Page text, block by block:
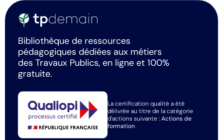
Bibliothèque de ressources
pédagogiques dédiées aux métiers
des Travaux Publics, en ligne et 100%
gratuite.
La certification qualité a été
délivrée au titre de la catégorie
d'actions suivante :Actions de
formation